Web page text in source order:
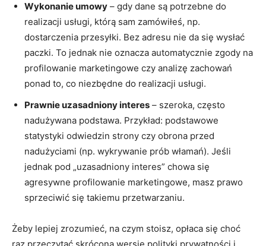
Wykonanie umowy – gdy dane są potrzebne do
realizacji usługi, którą sam zamówiłeś, np.
dostarczenia przesyłki. Bez adresu nie da się wysłać
paczki. To jednak nie oznacza automatycznie zgody na
profilowanie marketingowe czy analizę zachowań
ponad to, co niezbędne do realizacji usługi.
Prawnie uzasadniony interes – szeroka, często
nadużywana podstawa. Przykład: podstawowe
statystyki odwiedzin strony czy obrona przed
nadużyciami (np. wykrywanie prób włamań). Jeśli
jednak pod „uzasadniony interes” chowa się
agresywne profilowanie marketingowe, masz prawo
sprzeciwić się takiemu przetwarzaniu.
Żeby lepiej zrozumieć, na czym stoisz, opłaca się choć